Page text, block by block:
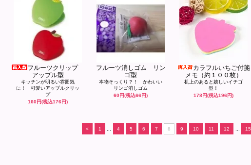
フルーツクリップ
アップル型
キッチンが明るい雰囲気
に！ 可愛いアップルクリッ
プ
160円(税込176円)
フルーツ消しゴム リン
ゴ型
本物そっくり？！ かわいい
リンゴ消しゴム
60円(税込66円)
カラフルいちご付箋
メモ（約１００枚）
机上のあると嬉しいイチゴ
型！
178円(税込196円)
< 1 4 5 6 7 8 9 10 11 12 15